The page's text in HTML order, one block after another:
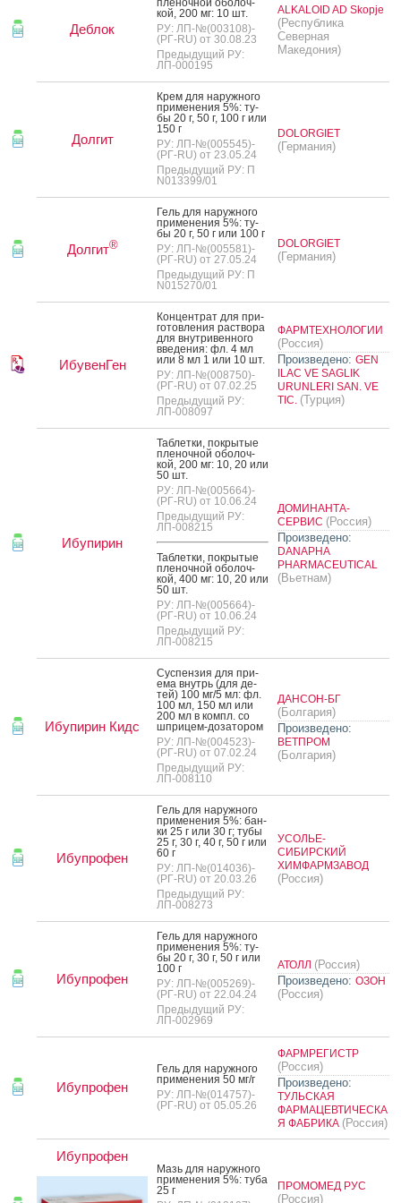
Деблок
пле­ноч­ной обо­лоч­
кой, 200 мг: 10 шт.
РУ: ЛП-№(003108)-
(РГ-RU) от 30.08.23
Предыдущий РУ:
ЛП-000195
ALKALOID AD Skopje
(Республика
Северная
Македония)
Долгит
Крем для на­руж­но­го
при­мене­ния 5%: ту­
бы 20 г, 50 г, 100 г или
150 г
РУ: ЛП-№(005545)-
(РГ-RU) от 23.05.24
Предыдущий РУ: П
N013399/01
DOLORGIET
(Германия)
Долгит®
Гель для на­руж­но­го
при­мене­ния 5%: ту­
бы 20 г, 50 г или 100 г
РУ: ЛП-№(005581)-
(РГ-RU) от 27.05.24
Предыдущий РУ: П
N015270/01
DOLORGIET
(Германия)
ИбувенГен
Кон­цен­трат для при­
готов­ле­ния рас­тво­ра
для внут­ри­вен­но­го
вве­дения: фл. 4 мл
или 8 мл 1 или 10 шт.
РУ: ЛП-№(008750)-
(РГ-RU) от 07.02.25
Предыдущий РУ:
ЛП-008097
ФАРМТЕХНОЛОГИИ
(Россия)
Произведено: GEN
ILAC VE SAGLIK
URUNLERI SAN. VE
TIC. (Турция)
Ибупирин
Таб­летки, пок­ры­тые
пле­ноч­ной обо­лоч­
кой, 200 мг: 10, 20 или
50 шт.
РУ: ЛП-№(005664)-
(РГ-RU) от 10.06.24
Предыдущий РУ:
ЛП-008215
Таб­летки, пок­ры­тые
пле­ноч­ной обо­лоч­
кой, 400 мг: 10, 20 или
50 шт.
РУ: ЛП-№(005664)-
(РГ-RU) от 10.06.24
Предыдущий РУ:
ЛП-008215
ДОМИНАНТА-
СЕРВИС (Россия)
Произведено:
DANAPHA
PHARMACEUTICAL
(Вьетнам)
Ибупирин Кидс
Сус­пензия для при­
ема внутрь (для де­
тей) 100 мг/5 мл: фл.
100 мл, 150 мл или
200 мл в компл. со
шпри­цем-до­зато­ром
РУ: ЛП-№(004523)-
(РГ-RU) от 07.02.24
Предыдущий РУ:
ЛП-008110
ДАНСОН-БГ
(Болгария)
Произведено:
ВЕТПРОМ
(Болгария)
Ибупрофен
Гель для на­руж­но­го
при­мене­ния 5%: бан­
ки 25 г или 30 г; ту­бы
25 г, 30 г, 40 г, 50 г или
60 г
РУ: ЛП-№(014036)-
(РГ-RU) от 20.03.26
Предыдущий РУ:
ЛП-008273
УСОЛЬЕ-
СИБИРСКИЙ
ХИМФАРМЗАВОД
(Россия)
Ибупрофен
Гель для на­руж­но­го
при­мене­ния 5%: ту­
бы 20 г, 30 г, 50 г или
100 г
РУ: ЛП-№(005269)-
(РГ-RU) от 22.04.24
Предыдущий РУ:
ЛП-002969
АТОЛЛ (Россия)
Произведено: ОЗОН
(Россия)
Ибупрофен
Гель для на­руж­но­го
при­мене­ния 50 мг/г
РУ: ЛП-№(014757)-
(РГ-RU) от 05.05.26
ФАРМРЕГИСТР
(Россия)
Произведено:
ТУЛЬСКАЯ
ФАРМАЦЕВТИЧЕСКА
Я ФАБРИКА (Россия)
Ибупрофен
Мазь для на­руж­но­го
при­мене­ния 5%: ту­ба
25 г
ПРОМОМЕД РУС
(Россия)